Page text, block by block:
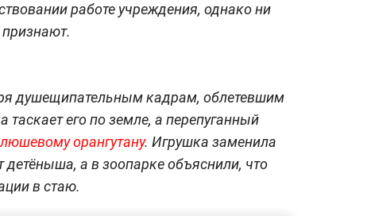
работе учреждения, однако ни
признают.
душещипательным кадрам, облетевшим
его по земле, а перепуганный
орангутану. Игрушка заменила
детёныша, а в зоопарке объяснили, что
в стаю.